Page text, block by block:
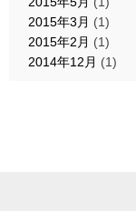
2015年3月 (1)
2015年2月 (1)
2014年12月 (1)